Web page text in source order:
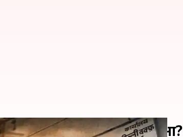
संसद में हंगामा, क्या-क्या हुआ?